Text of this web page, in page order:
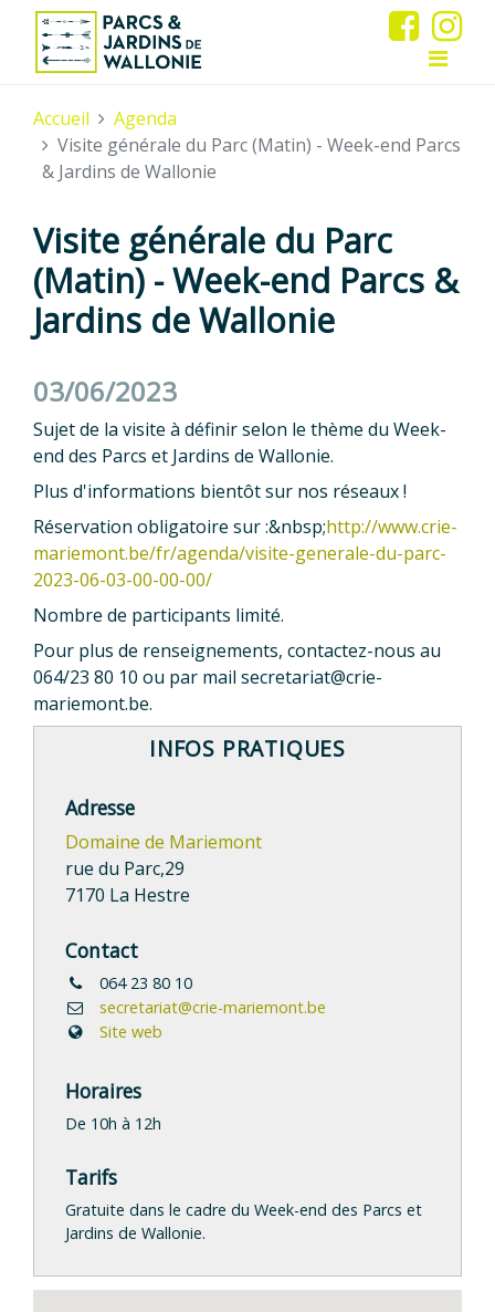
Accueil
Agenda
Visite générale du Parc (Matin) - Week-end Parcs
& Jardins de Wallonie
Visite générale du Parc
(Matin) - Week-end Parcs &
Jardins de Wallonie
03/06/2023
Sujet de la visite à définir selon le thème du Week-
end des Parcs et Jardins de Wallonie.
Plus d'informations bientôt sur nos réseaux !
Réservation obligatoire sur:&nbsp;http://www.crie-
mariemont.be/fr/agenda/visite-generale-du-parc-
2023-06-03-00-00-00/
Nombre de participants limité.
Pour plus de renseignements, contactez-nous au
064/23 80 10 ou par mail secretariat@crie-
mariemont.be.
INFOS PRATIQUES
Adresse
Domaine de Mariemont
rue du Parc,29
7170 La Hestre
Contact
064 23 80 10
secretariat@crie-mariemont.be
Site web
Horaires
De 10h à 12h
Tarifs
Gratuite dans le cadre du Week-end des Parcs et
Jardins de Wallonie.